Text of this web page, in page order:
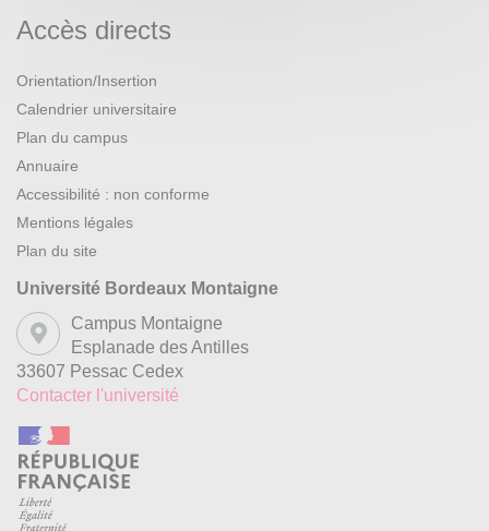
Accès directs
Orientation/Insertion
Calendrier universitaire
Plan du campus
Annuaire
Accessibilité : non conforme
Mentions légales
Plan du site
Université Bordeaux Montaigne
Campus Montaigne
Esplanade des Antilles
33607 Pessac Cedex
Contacter l'université